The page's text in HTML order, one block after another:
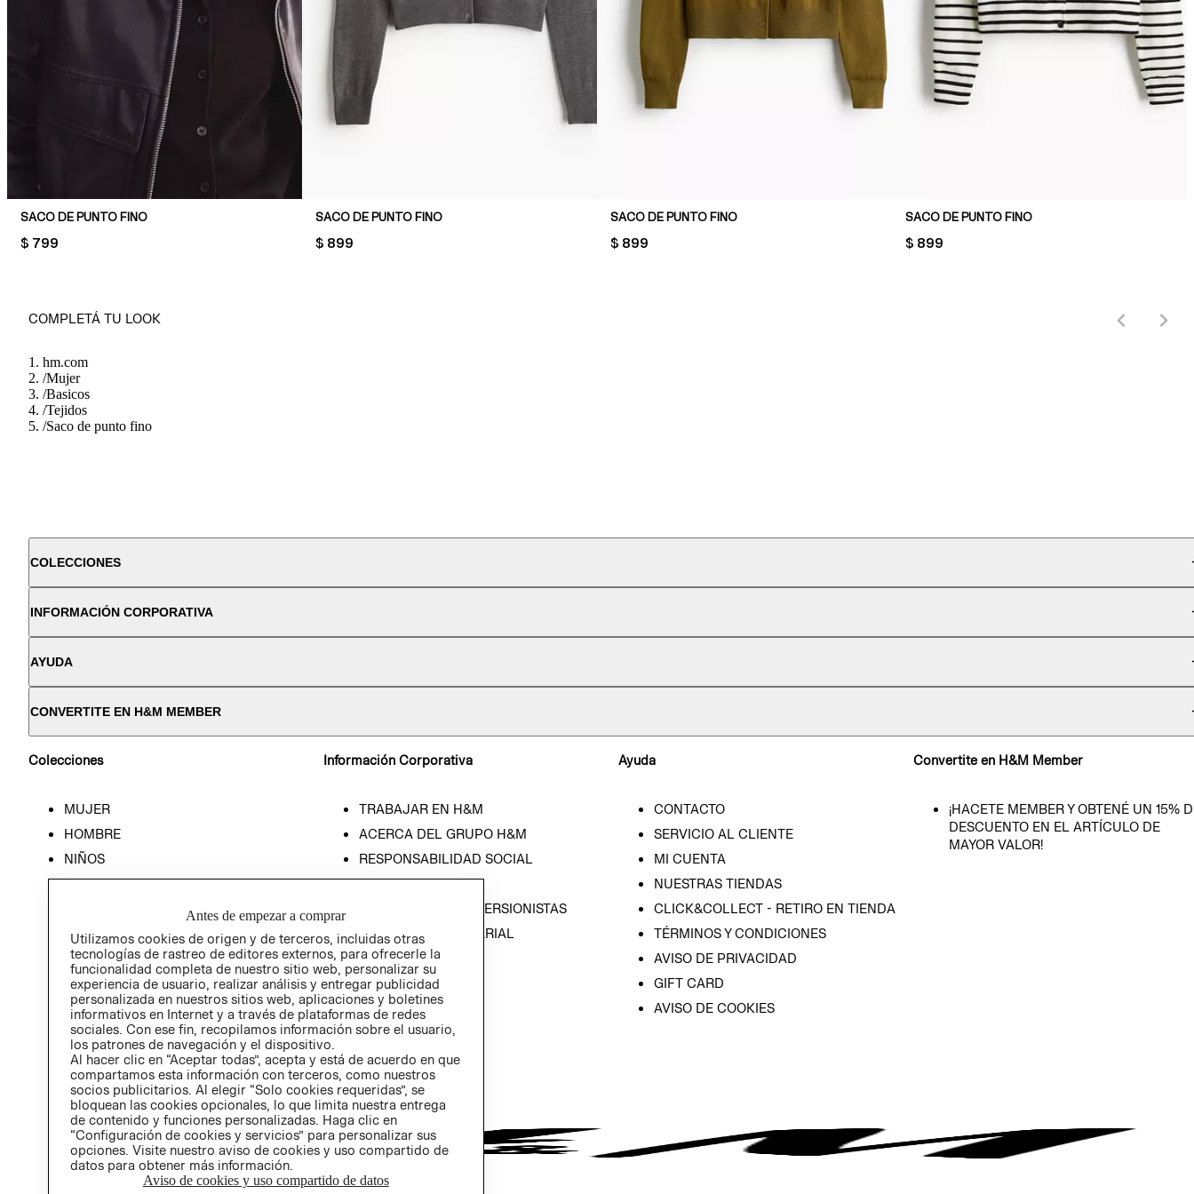
SACO DE PUNTO FINO
PRICE:
$ 799
SACO DE PUNTO FINO
PRICE:
$ 899
SACO DE PUNTO FINO
PRICE:
$ 899
SACO DE PUNTO FINO
PRICE:
$ 899
COMPLETÁ TU LOOK
hm.com
/Mujer
/Basicos
/Tejidos
/Saco de punto fino
COLECCIONES
INFORMACIÓN CORPORATIVA
AYUDA
CONVERTITE EN H&M MEMBER
Colecciones
MUJER
HOMBRE
NIÑOS
HOME
Información Corporativa
TRABAJAR EN H&M
ACERCA DEL GRUPO H&M
RESPONSABILIDAD SOCIAL
PRENSA
RELACIÓN CON INVERSIONISTAS
POLÍTICA EMPRESARIAL
Ayuda
CONTACTO
SERVICIO AL CLIENTE
MI CUENTA
NUESTRAS TIENDAS
CLICK&COLLECT - RETIRO EN TIENDA
TÉRMINOS Y CONDICIONES
AVISO DE PRIVACIDAD
GIFT CARD
AVISO DE COOKIES
Convertite en H&M Member
¡HACETE MEMBER Y OBTENÉ UN 15%
DESCUENTO EN EL ARTÍCULO DE
MAYOR VALOR!
Antes de empezar a comprar
Utilizamos cookies de origen y de terceros, incluidas otras
tecnologías de rastreo de editores externos, para ofrecerle la
funcionalidad completa de nuestro sitio web, personalizar su
experiencia de usuario, realizar análisis y entregar publicidad
personalizada en nuestros sitios web, aplicaciones y boletines
informativos en Internet y a través de plataformas de redes
sociales. Con ese fin, recopilamos información sobre el usuario,
los patrones de navegación y el dispositivo.
Al hacer clic en “Aceptar todas”, acepta y está de acuerdo en que
compartamos esta información con terceros, como nuestros
socios publicitarios. Al elegir “Solo cookies requeridas”, se
bloquean las cookies opcionales, lo que limita nuestra entrega
de contenido y funciones personalizadas. Haga clic en
“Configuración de cookies y servicios” para personalizar sus
opciones. Visite nuestro aviso de cookies y uso compartido de
datos para obtener más información.
Aviso de cookies y uso compartido de datos